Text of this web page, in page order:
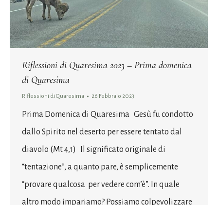
Riflessioni di Quaresima 2023 – Prima domenica
di Quaresima
Riflessioni di Quaresima 26 Febbraio 2023
Prima Domenica di Quaresima Gesù fu condotto
dallo Spirito nel deserto per essere tentato dal
diavolo (Mt 4,1) Il significato originale di
“tentazione”, a quanto pare, è semplicemente
“provare qualcosa per vedere com’è”. In quale
altro modo impariamo? Possiamo colpevolizzare